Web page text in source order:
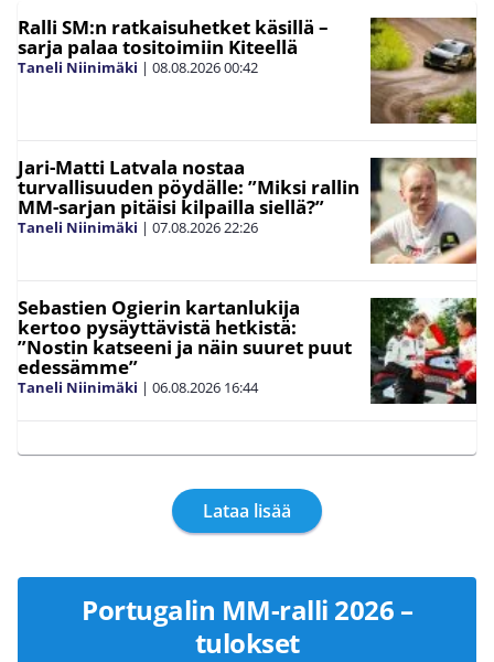
Ralli SM:n ratkaisuhetket käsillä –
sarja palaa tositoimiin Kiteellä
Taneli Niinimäki | 08.08.202600:42
Jari-Matti Latvala nostaa
turvallisuuden pöydälle: ”Miksi rallin
MM-sarjan pitäisi kilpailla siellä?”
Taneli Niinimäki | 07.08.202622:26
Sebastien Ogierin kartanlukija
kertoo pysäyttävistä hetkistä:
”Nostin katseeni ja näin suuret puut
edessämme”
Taneli Niinimäki | 06.08.2026 16:44
Lataa lisää
Portugalin MM-ralli 2026 –
tulokset